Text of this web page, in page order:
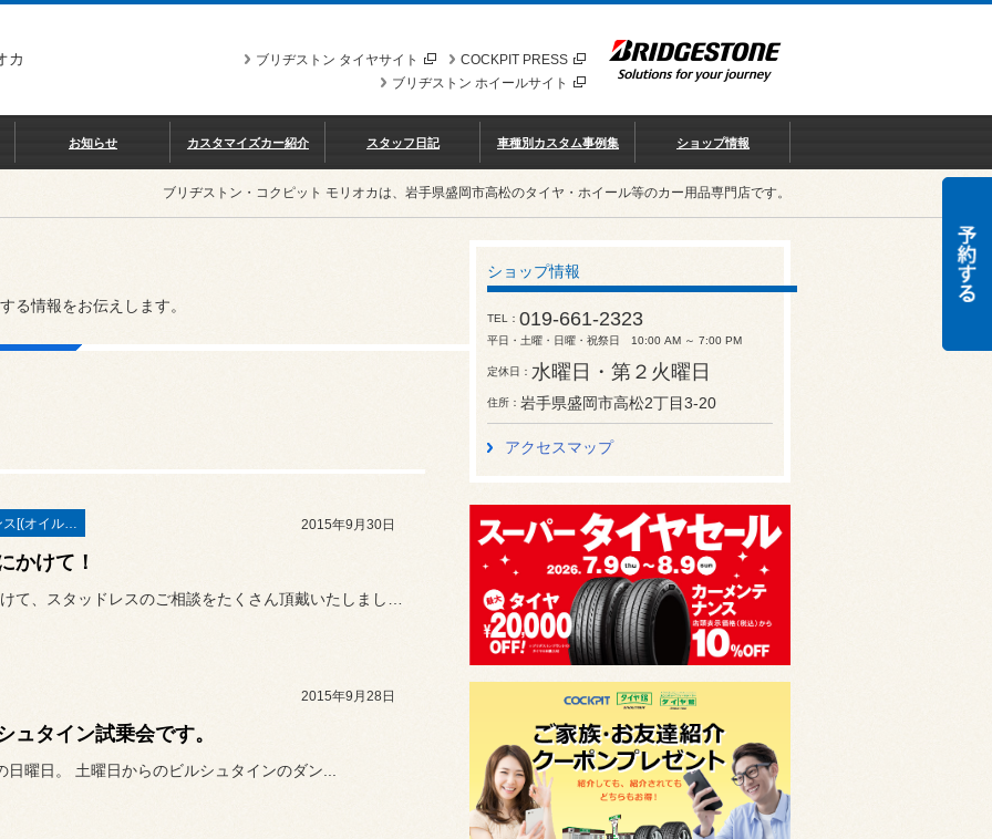
カ COCKPIT PRESS
ブリヂストン タイヤサイト
ブリヂストン ホイールサイト
お知らせ カスタマイズカー紹介 スタッフ日記 車種別カスタム事例集 ショップ情報
ブリヂストン・コクピット モリオカは、岩手県盛岡市高松のタイヤ・ホイール等のカー用品専門店です。
る情報をお伝えします。
メンテナンス[(オイル・バッテリー・ＲＥＣＳなど) 2015年9月30日
かけて！
2015年9月28日
ュタイン試乗会です。
日曜日。 土曜日からのビルシュタインのダン...
ショップ情報
TEL 019-661-2323
平日・土曜・日曜・祝祭日 10:00 AM ～ 7:00 PM
定休日 水曜日・第２火曜日
住所 岩手県盛岡市高松2丁目3-20
アクセスマップ